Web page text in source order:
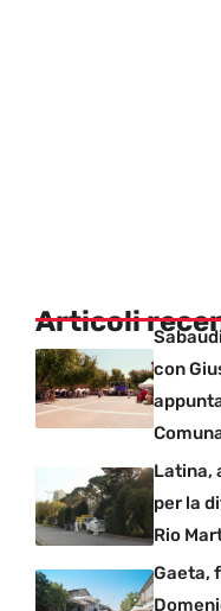
Articoli
con
Latina,
per la
Rio
Gaeta,